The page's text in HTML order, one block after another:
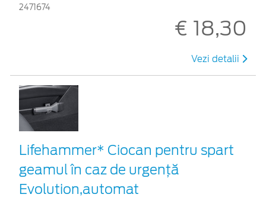
2471674
€ 18,30
Vezi detalii
Lifehammer* Ciocan pentru spart
geamul în caz de urgenţă
Evolution,automat